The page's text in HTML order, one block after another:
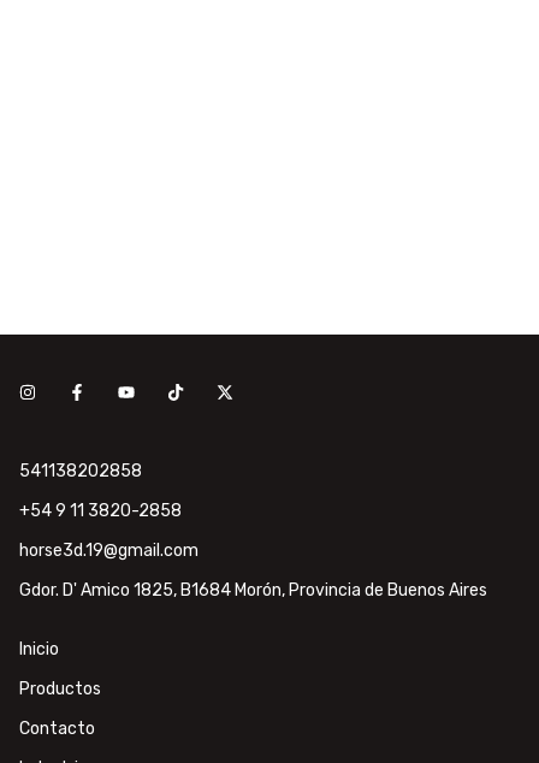
541138202858
+54 9 11 3820-2858
horse3d.19@gmail.com
Gdor. D' Amico 1825, B1684 Morón, Provincia de Buenos Aires
Inicio
Productos
Contacto